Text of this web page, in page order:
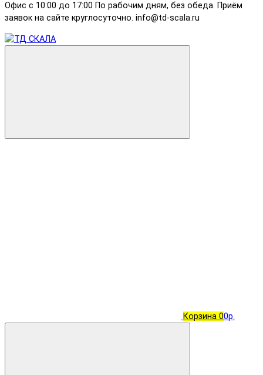
Офис с 10:00 до 17:00 По рабочим дням, без обеда. Приём
заявок на сайте круглосуточно. info@td-scala.ru
Корзина 00р.